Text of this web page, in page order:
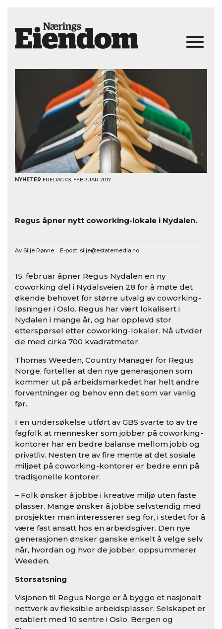
NYHETER FREDAG 03. FEBRUAR 2017
Regus åpner nytt coworking-lokale i Nydalen.
Av Silje Rønne E-post: silje@estatemedia.no
15. februar åpner Regus Nydalen en ny
coworking del i Nydalsveien 28 for å møte det
økende behovet for større utvalg av coworking-
løsninger i Oslo. Regus har vært lokalisert i
Nydalen i mange år, og har opplevd stor
etterspørsel etter coworking-lokaler. Nå utvider
de med cirka 700 kvadratmeter.
Thomas Weeden, Country Manager for Regus
Norge, forteller at den nye generasjonen som
kommer ut på arbeidsmarkedet har helt andre
forventninger og behov enn det som var vanlig
før.
I en undersøkelse utført av GBS svarte to av tre
fagfolk at mennesker som jobber på coworking-
kontorer har en bedre balanse mellom jobb og
privatliv. Nesten tre av fire mente at det sosiale
miljøet på coworking-kontorer er bedre enn på
tradisjonelle kontorer.
– Folk ønsker å jobbe i kreative miljø uten faste
plasser. Mange ønsker å jobbe selvstendig med
prosjekter man interesserer seg for, i stedet for å
være fast ansatt hos en arbeidsgiver. Den nye
generasjonen ønsker ganske enkelt å velge selv
når, hvordan og hvor de jobber, oppsummerer
Weeden.
Storsatsning
Visjonen til Regus Norge er å bygge et nasjonalt
nettverk av fleksible arbeidsplasser. Selskapet er
etablert med 10 sentre i Oslo, Bergen og